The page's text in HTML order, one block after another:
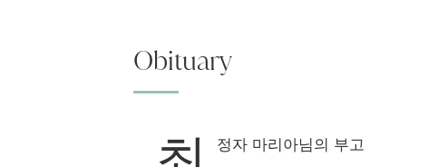
Obituary
정자 마리아님의 부고